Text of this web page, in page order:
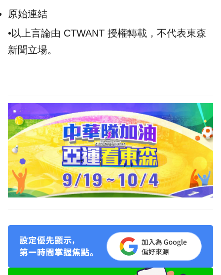
胱「積尿破1公升」送醫
原始連結
•以上言論由 CTWANT 授權轉載，不代表東森
新聞立場。